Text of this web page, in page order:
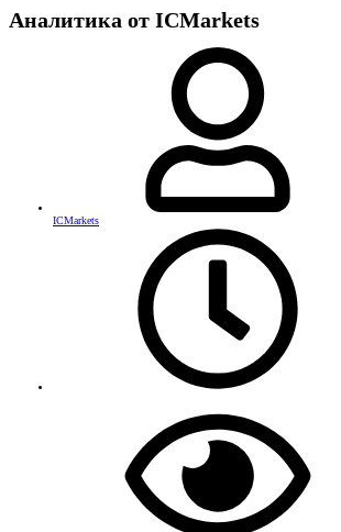
Аналитика от ICMarkets
ICMarkets